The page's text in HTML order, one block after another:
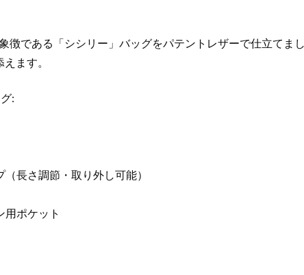
徴である「シシリー」バッグをパテントレザーで仕立て
ます。
:
長さ調節・取り外し可能）
用ポケット